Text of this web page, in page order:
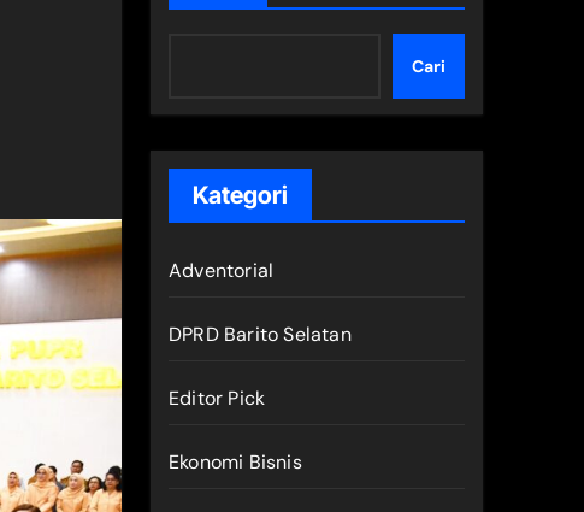
Cari
Kategori
Adventorial
DPRD Barito Selatan
Editor Pick
Ekonomi Bisnis